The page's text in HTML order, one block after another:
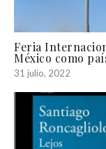
Feria
México como
31 julio, 2022